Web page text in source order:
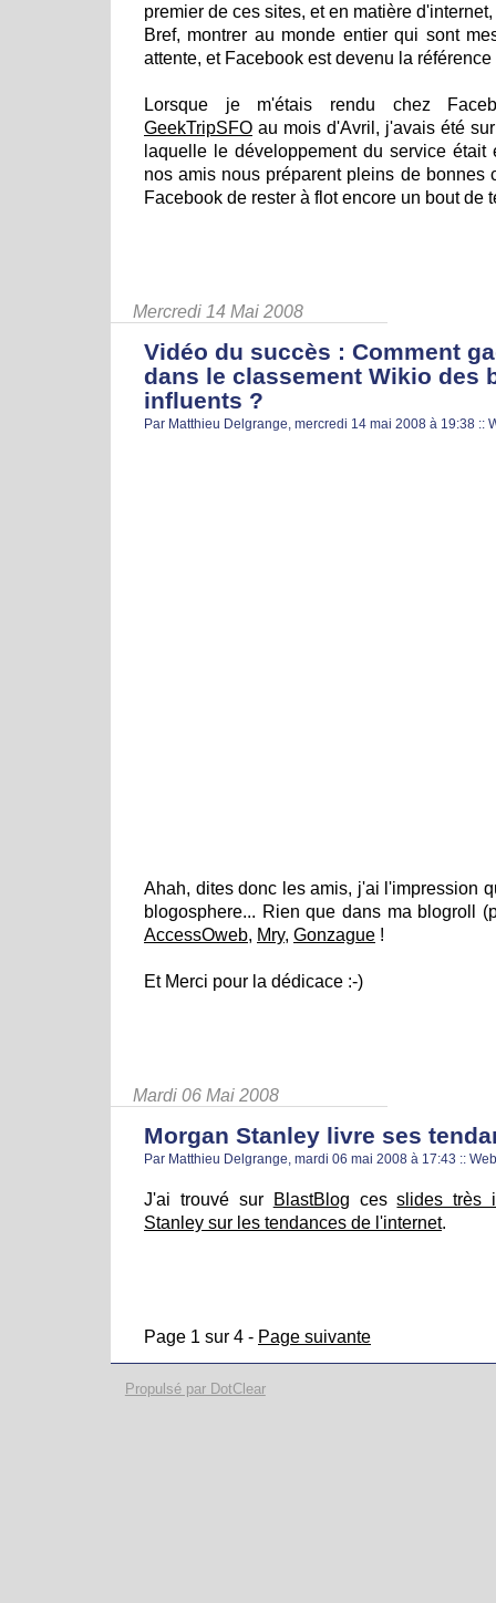
premier de ces sites, et en matière
Bref, montrer au monde entier qui sont
attente, et Facebook est devenu la
Lorsque je m'étais rendu chez
GeekTripSFO au mois d'Avril, j'avais été
laquelle le développement du service
nos amis nous préparent pleins de bonnes
Facebook de rester à flot encore un bout de
Mercredi 14 Mai 2008
Vidéo du succès : Comment
dans le classement Wikio des
influents ?
Par Matthieu Delgrange, mercredi 14 mai 2008 à 19:38 ::
Ahah, dites donc les amis, j'ai l'impression
blogosphere... Rien que dans ma blogroll
AccessOweb, Mry, Gonzague !
Et Merci pour la dédicace :-)
Mardi 06 Mai 2008
Morgan Stanley livre ses
Par Matthieu Delgrange, mardi 06 mai 2008 à 17:43 :: Web
J'ai trouvé sur BlastBlog cesslides très
Stanley sur les tendances de l'internet.
Page 1 sur 4 - Page suivante
Propulsé par DotClear